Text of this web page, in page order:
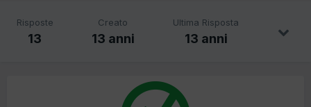
Risposte
13
Creato
13 anni
Ultima Risposta
13 anni